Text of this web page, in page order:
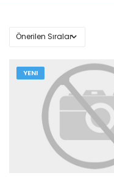
YENI